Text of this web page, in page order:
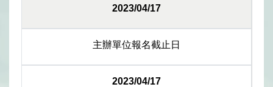
2023/04/17
主辦單位報名截止日
2023/04/17